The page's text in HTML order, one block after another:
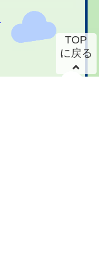
TOP
に戻る